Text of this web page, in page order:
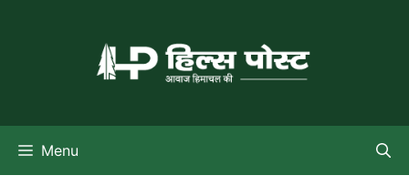
Menu